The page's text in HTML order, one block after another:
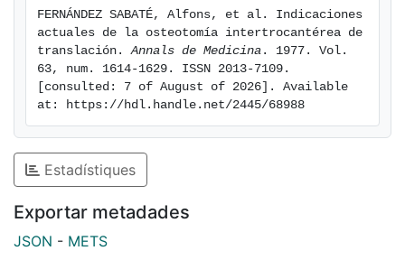
FERNÁNDEZ SABATÉ, Alfons, et al. Indicaciones
actuales de la osteotomía intertrocantérea de
translación. Annals de Medicina . 1977. Vol.
63, num. 1614-1629. ISSN 2013-7109.
[consulted: 7 of August of 2026]. Available
at: https://hdl.handle.net/2445/68988
Estadístiques
Exportar metadades
JSON - METS